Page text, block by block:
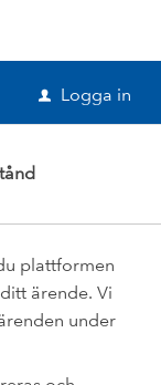
u Logga in
plattformen
ärende. Vi
under